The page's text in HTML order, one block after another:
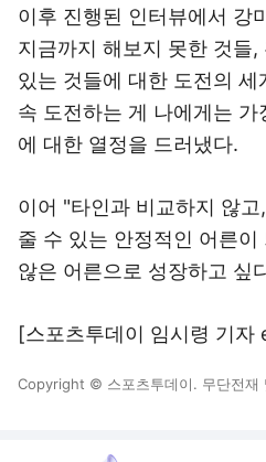
이후 진행된 인터뷰에서 강
지금까지 해보지 못한 것들,
있는 것들에 대한 도전의
속 도전하는 게 나에게는 가
에 대한 열정을 드러냈다.
이어 "타인과 비교하지 않
줄 수 있는 안정적인 어른이
않은 어른으로 성장하고 싶
[스포츠투데이 임시령 기
Copyright © 스포츠투데이. 무단전재